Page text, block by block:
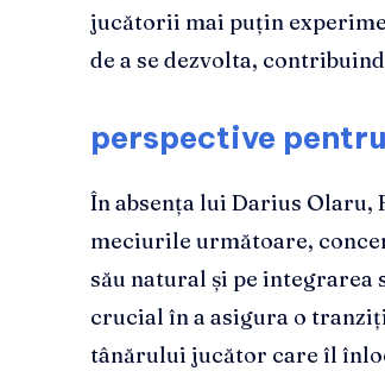
jucătorii mai puțin
de a se dezvolta,
perspective
În absența lui Darius Olaru,
meciurile următoare,
său natural și pe integrarea
crucial în a asigura o
tânărului jucător care îl